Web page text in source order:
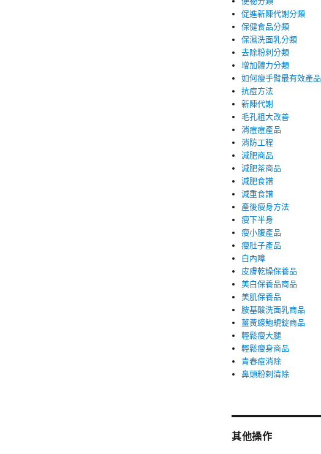
促進新陳代謝分類
保健食品分類
保濕洗面乳分類
去除粉刺分類
增加體力分類
如何瘦手臂最有效產品
抗痘方法
新陳代謝
毛孔粗大改善
消痘痘產品
消防工程
減肥商品
減肥茶商品
減肥食譜
減重食譜
產後瘦身方法
瘦下半身
瘦小腹產品
瘦肚子產品
白內障
皮膚乾燥保養品
美白保養品商品
美肌保養品
胺基酸洗面乳商品
薑黃蠔鮑蜆錠商品
輕鬆瘦大腿
輕鬆瘦身商品
青春痘消除
鼻頭粉剌清除
其他操作